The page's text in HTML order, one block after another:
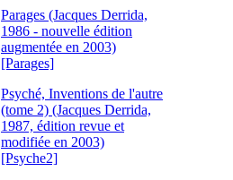
Parages (Jacques Derrida,
1986 - nouvelle édition
augmentée en 2003)
[Parages]
Psyché, Inventions de l'autre
(tome 2) (Jacques Derrida,
1987, édition revue et
modifiée en 2003)
[Psyche2]